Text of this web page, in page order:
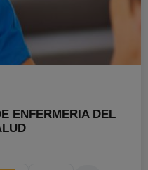
ENFERMERIA DEL